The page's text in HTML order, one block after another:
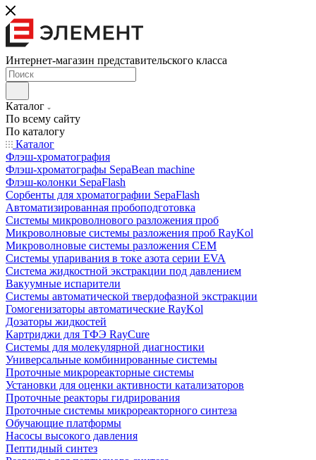
Интернет-магазин представительского класса
Каталог
По всему сайту
По каталогу
Каталог
Флэш-хроматография
Флэш-хроматографы SepaBean machine
Флэш-колонки SepaFlash
Сорбенты для хроматографии SepaFlash
Автоматизированная пробоподготовка
Системы микроволнового разложения проб
Микроволновые системы разложения проб RayKol
Микроволновые системы разложения CEM
Системы упаривания в токе азота серии EVA
Система жидкостной экстракции под давлением
Вакуумные испарители
Системы автоматической твердофазной экстракции
Гомогенизаторы автоматические RayKol
Дозаторы жидкостей
Картриджи для ТФЭ RayCure
Системы для молекулярной диагностики
Универсальные комбинированные системы
Проточные микрореакторные системы
Установки для оценки активности катализаторов
Проточные реакторы гидрирования
Проточные системы микрореакторного синтеза
Обучающие платформы
Насосы высокого давления
Пептидный синтез